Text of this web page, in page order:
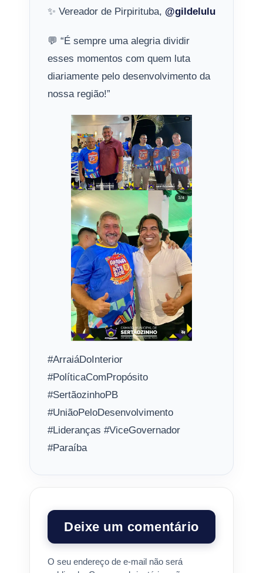
✨ Vereador de Pirpirituba, @gildelulu
💬 “É sempre uma alegria dividir
esses momentos com quem luta
diariamente pelo desenvolvimento da
nossa região!”
#ArraiáDoInterior
#PolíticaComPropósito
#SertãozinhoPB
#UniãoPeloDesenvolvimento
#Lideranças #ViceGovernador
#Paraíba
Deixe um comentário
O seu endereço de e-mail não será